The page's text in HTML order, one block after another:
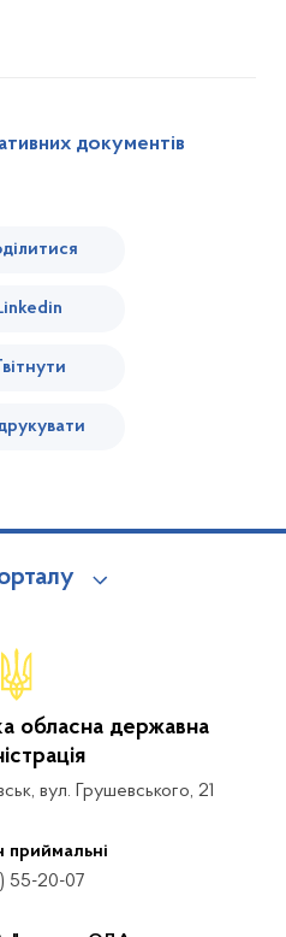
документів
обласна державна
вул. Грушевського, 21
55-20-07